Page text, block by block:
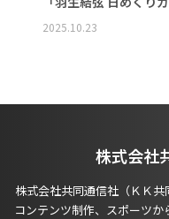
2025.10.23
株式会社
株式会社共同通信社（ＫＫ
コンテンツ制作、スポーツ